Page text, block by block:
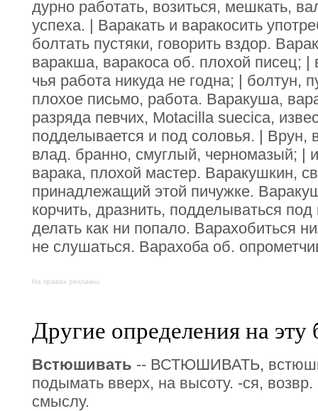
дурно работать, возиться, мешкать,
успеха. | Варакать и варакосить
болтать пустяки, говорить вздор.
варакша, варакоса об. плохой писец;
чья работа никуда не годна; | болтун,
плохое письмо, работа. Варакуша,
разряда певчих, Motacilla suecica,
подделывается и под соловья. | Врун,
влад. бранно, смуглый, черномазый; |
варака, плохой мастер. Варакушкин,
принадлежащий этой пичужке.
корчить, дразнить, подделываться
делать как ни попало. Варахобиться
не слушаться. Варахоба об.
На правах рекламы:
Другие определения на эту
Встюшивать -- ВСТЮШИВАТЬ,
подымать вверх, на высоту. -ся, возвр.
смыслу.